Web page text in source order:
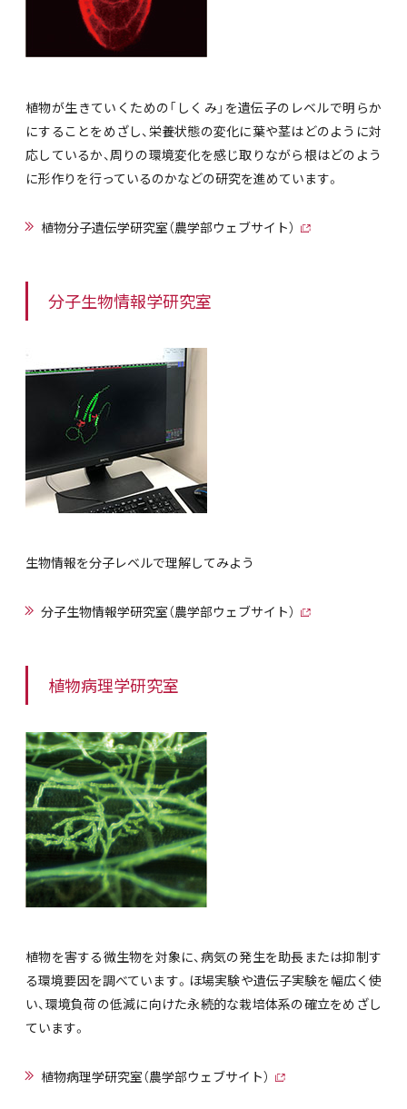
植物が生きていくための「しくみ」を遺伝子のレベルで明らか
にすることをめざし、栄養状態の変化に葉や茎はどのように対
応しているか、周りの環境変化を感じ取りながら根はどのよう
に形作りを行っているのかなどの研究を進めています。
植物分子遺伝学研究室（農学部ウェブサイト）
分子生物情報学研究室
生物情報を分子レベルで理解してみよう
分子生物情報学研究室（農学部ウェブサイト）
植物病理学研究室
植物を害する微生物を対象に、病気の発生を助長または抑制す
る環境要因を調べています。ほ場実験や遺伝子実験を幅広く使
い、環境負荷の低減に向けた永続的な栽培体系の確立をめざし
ています。
植物病理学研究室（農学部ウェブサイト）